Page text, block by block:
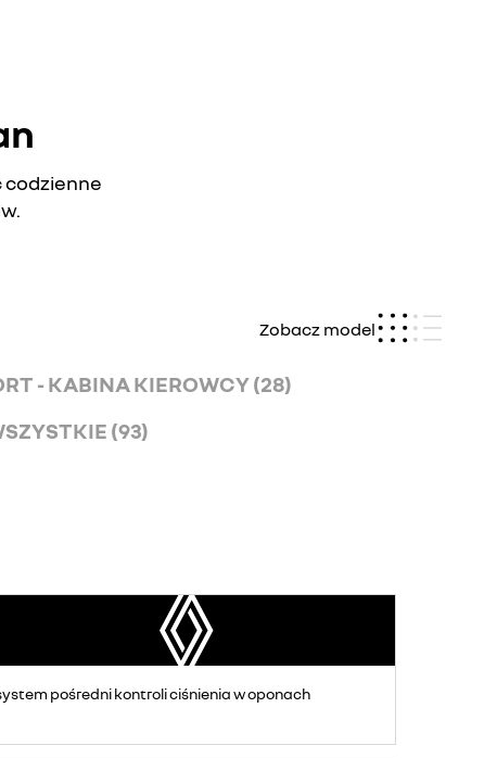
codzienne
Zobacz model
- KABINA KIEROWCY (28)
(93)
pośredni kontroli ciśnienia w oponach